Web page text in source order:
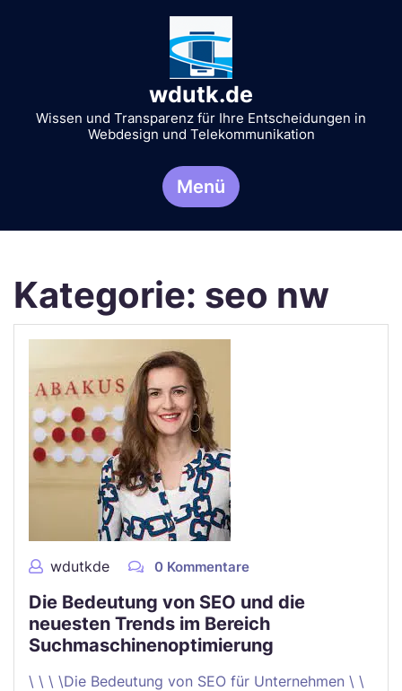
wdutk.de
Wissen und Transparenz für Ihre Entscheidungen in
Webdesign und Telekommunikation
Menü
Kategorie: seo nw
wdutkde 0 Kommentare
Die Bedeutung von SEO und die
neuesten Trends im Bereich
Suchmaschinenoptimierung
\ \ \ \Die Bedeutung von SEO für Unternehmen \ \